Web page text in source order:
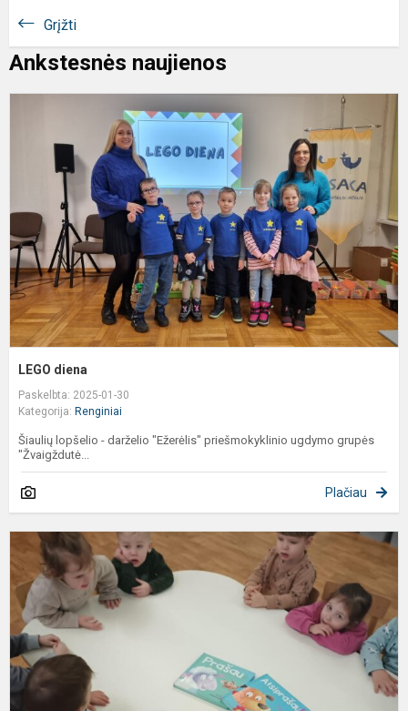
Grįžti
Ankstesnės naujienos
LEGO diena
Paskelbta: 2025-01-30
Kategorija: Renginiai
Šiaulių lopšelio - darželio "Ežerėlis" priešmokyklinio ugdymo grupės
"Žvaigždutė...
Plačiau